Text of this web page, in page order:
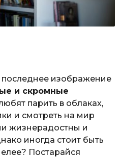
последнее изображение
и скромные
парить в облаках,
и смотреть на мир
жизнерадостны и
иногда стоит быть
Постарайся